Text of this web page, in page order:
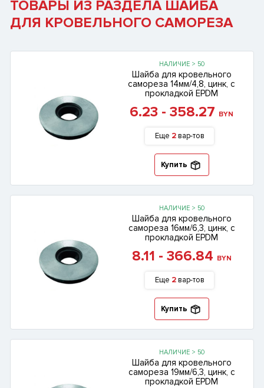
ТОВАРЫ ИЗ РАЗДЕЛА ШАЙБА
ДЛЯ КРОВЕЛЬНОГО САМОРЕЗА
НАЛИЧИЕ > 50
Шайба для кровельного
самореза 14мм/4,8, цинк, с
прокладкой EPDM
6.23 - 358.27 BYN
Еще 2вар-тов
Купить
НАЛИЧИЕ > 50
Шайба для кровельного
самореза 16мм/6,3, цинк, с
прокладкой EPDM
8.11 - 366.84 BYN
Еще 2вар-тов
Купить
НАЛИЧИЕ > 50
Шайба для кровельного
самореза 19мм/6,3, цинк, с
прокладкой EPDM